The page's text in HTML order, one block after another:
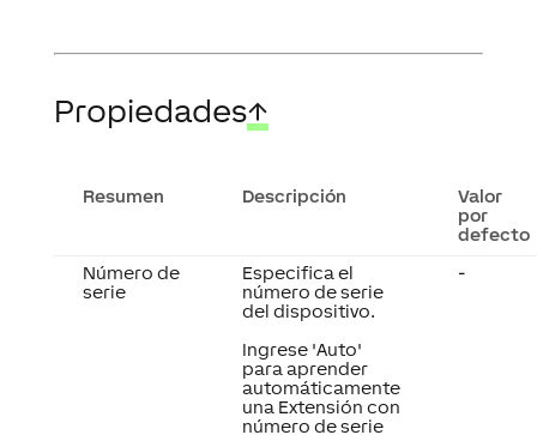
por
defecto
serie
número de serie
del dispositivo.
Ingrese 'Auto'
automáticamente
una Extensión con
número de serie
desconocido.
-